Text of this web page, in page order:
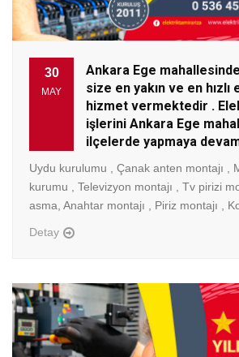
30
MAY
Ankara Ege
size en yakın ve en
hizmet vermektedir .
işlerini Ankara Ege
ilçelerde yapmaya
Uydu kurulumu , Çanak anten montajı ,
kurumu , Televizyon montajı , Tv pirizi
asma, Anahtar montajı , Piriz montajı ,
Detay